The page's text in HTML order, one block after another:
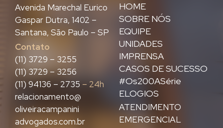
HOME
SOBRE NÓS
EQUIPE
UNIDADES
IMPRENSA
CASOS DE SUCESSO
#Os200ASérie
ELOGIOS
ATENDIMENTO
EMERGENCIAL
Avenida Marechal Eurico
Gaspar Dutra, 1402 –
Santana, São Paulo – SP
Contato
(11) 3729 – 3255
(11) 3729 – 3256
(11) 94136 – 2735 – 24h
relacionamento@
oliveiracampanini
advogados.com.br